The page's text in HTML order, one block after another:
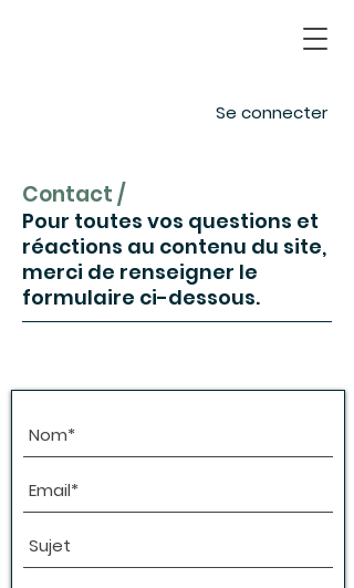
Se connecter
Contact /
Pour toutes vos questions et
réactions au contenu du site,
merci de renseigner le
formulaire ci-dessous.